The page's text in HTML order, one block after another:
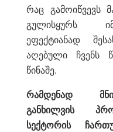
რაც გამოიწვევს
გულისყურს იმ
ეფექტიანად
აღებული ჩვენს
წინაშე.
რამდენად
განხილვის
სექტორის